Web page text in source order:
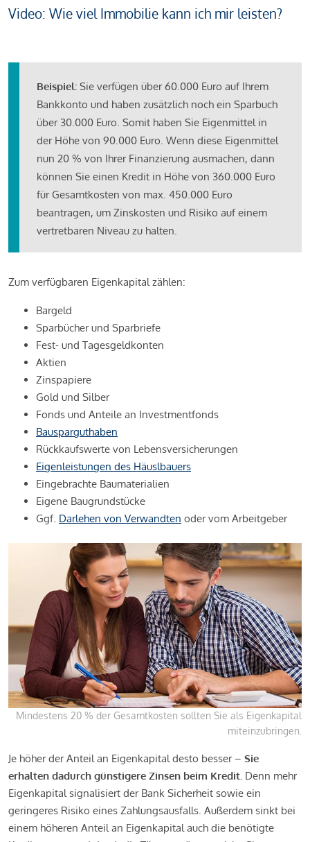
Video: Wie viel Immobilie kann ich mir leisten?
Beispiel: Sie verfügen über 60.000 Euro auf Ihrem
Bankkonto und haben zusätzlich noch ein Sparbuch
über 30.000 Euro. Somit haben Sie Eigenmittel in
der Höhe von 90.000 Euro. Wenn diese Eigenmittel
nun 20 % von Ihrer Finanzierung ausmachen, dann
können Sie einen Kredit in Höhe von 360.000 Euro
für Gesamtkosten von max. 450.000 Euro
beantragen, um Zinskosten und Risiko auf einem
vertretbaren Niveau zu halten.
Zum verfügbaren Eigenkapital zählen:
Bargeld
Sparbücher und Sparbriefe
Fest- und Tagesgeldkonten
Aktien
Zinspapiere
Gold und Silber
Fonds und Anteile an Investmentfonds
Bausparguthaben
Rückkaufswerte von Lebensversicherungen
Eigenleistungen des Häuslbauers
Eingebrachte Baumaterialien
Eigene Baugrundstücke
Ggf. Darlehen von Verwandten oder vom Arbeitgeber
Mindestens 20 % der Gesamtkosten sollten Sie als Eigenkapital
miteinzubringen.
Je höher der Anteil an Eigenkapital desto besser – Sie
erhalten dadurch günstigere Zinsen beim Kredit. Denn mehr
Eigenkapital signalisiert der Bank Sicherheit sowie ein
geringeres Risiko eines Zahlungsausfalls. Außerdem sinkt bei
einem höheren Anteil an Eigenkapital auch die benötigte